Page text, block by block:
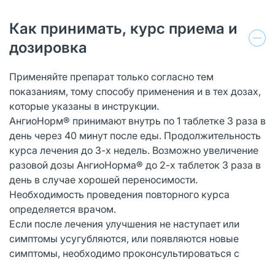
Как принимать, курс приема и
дозировка
Применяйте препарат только согласно тем
показаниям, тому способу применения и в тех дозах,
которые указаны в инструкции.
АнгиоНорм® принимают внутрь по 1 таблетке 3 раза в
день через 40 минут после еды. Продолжительность
курса лечения до 3-х недель. Возможно увеличение
разовой дозы АнгиоНорма® до 2-х таблеток 3 раза в
день в случае хорошей переносимости.
Необходимость проведения повторного курса
определяется врачом.
Если после лечения улучшения не наступает или
симптомы усугубляются, или появляются новые
симптомы, необходимо проконсультироваться с